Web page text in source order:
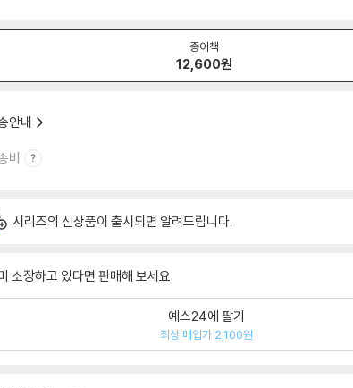
종이책
12,600원
안내
비
시리즈의 신상품이 출시되면 알려드립니다.
소장하고 있다면 판매해 보세요.
예스24에 팔기
최상 매입가 2,100원